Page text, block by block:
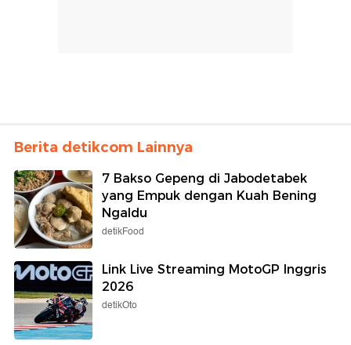
Berita detikcom Lainnya
7 Bakso Gepeng di Jabodetabek
yang Empuk dengan Kuah Bening
Ngaldu
detikFood
Link Live Streaming MotoGP Inggris
2026
detikOto